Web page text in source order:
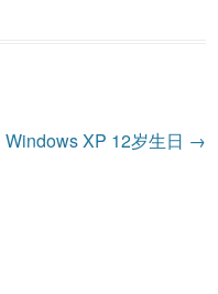
Windows XP 12岁生日 →